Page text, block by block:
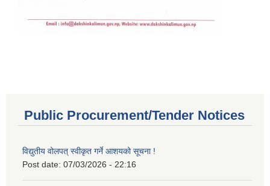
Public Procurement/Tender Notices
विद्युतीय वोलपत् स्वीकृत गर्ने आशयको सूचना !
Post date: 07/03/2026 - 22:16